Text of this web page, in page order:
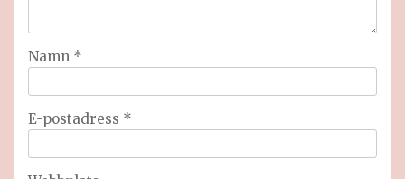
Namn *
E-postadress *